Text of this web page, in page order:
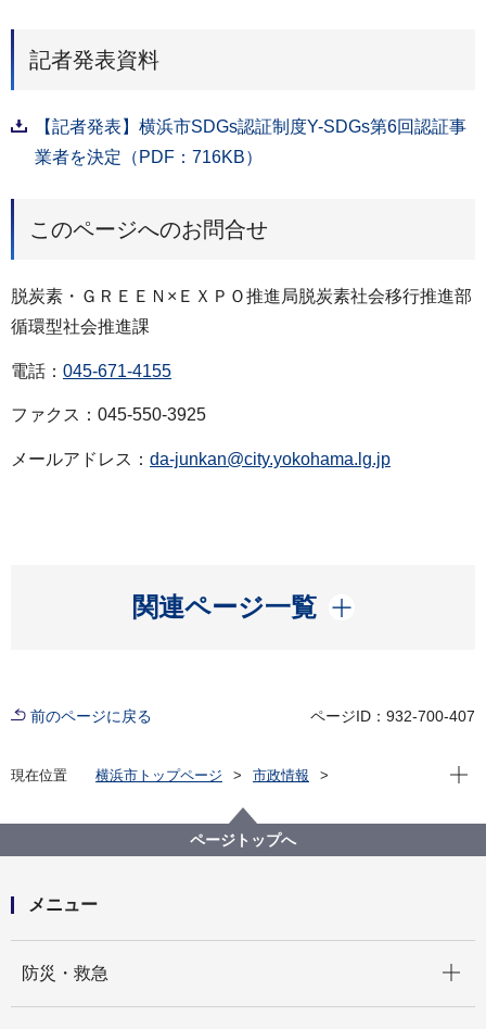
記者発表資料
【記者発表】横浜市SDGs認証制度Y-SDGs第6回認証事
業者を決定（PDF：716KB）
このページへのお問合せ
脱炭素・ＧＲＥＥＮ×ＥＸＰＯ推進局脱炭素社会移行推進部
循環型社会推進課
電話： 045-671-4155
ファクス：045-550-3925
メールアドレス： da-junkan@city.yokohama.lg.jp
関連ページ一覧
開く
前のページに戻る ページID：932-700-407
現在位置 横浜市トップページ
市政情報
脱炭素・GREEN×EXPO推進局
記者発表 2021年度
横浜市SDGs認証制度Y-SDGs第6回認証事業者を決定
現在
ページトップへ
メニュー
防災・救急